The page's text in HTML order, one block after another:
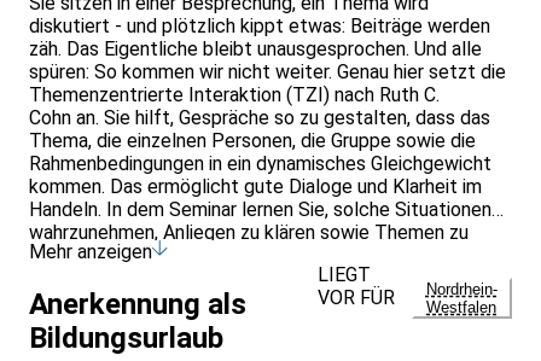
diskutiert - und plötzlich kippt etwas: Beiträge werden
zäh. Das Eigentliche bleibt unausgesprochen. Und alle
spüren: So kommen wir nicht weiter. Genau hier setzt die
Themenzentrierte Interaktion (TZI) nach Ruth C.
Cohn an. Sie hilft, Gespräche so zu gestalten, dass das
Thema, die einzelnen Personen, die Gruppe sowie die
Rahmenbedingungen in ein dynamisches Gleichgewicht
kommen. Das ermöglicht gute Dialoge und Klarheit im
Handeln. In dem Seminar lernen Sie, solche Situationen
wahrzunehmen, Anliegen zu klären sowie Themen zu
fokussieren und weiterzuentwickeln. Sie stärken Ihre
Fähigkeit, auch in schwierigen Momenten handlungsfähig
zu bleiben und Ihre Rolle bewusst zu gestalten. Die
Inhalte werden praxisnah an Beispielen aus dem
Berufsalltag erarbeitet und sind unmittelbar im
Mehr anzeigen
Anerkennung als
Bildungsurlaub
LIEGT
VOR FÜR
Nordrhein-
Westfalen